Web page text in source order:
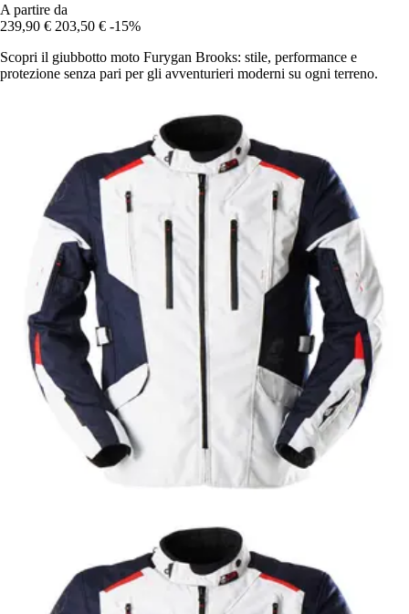
A partire da
239,90 € 203,50 € -15%
Scopri il giubbotto moto Furygan Brooks: stile, performance e
protezione senza pari per gli avventurieri moderni su ogni terreno.